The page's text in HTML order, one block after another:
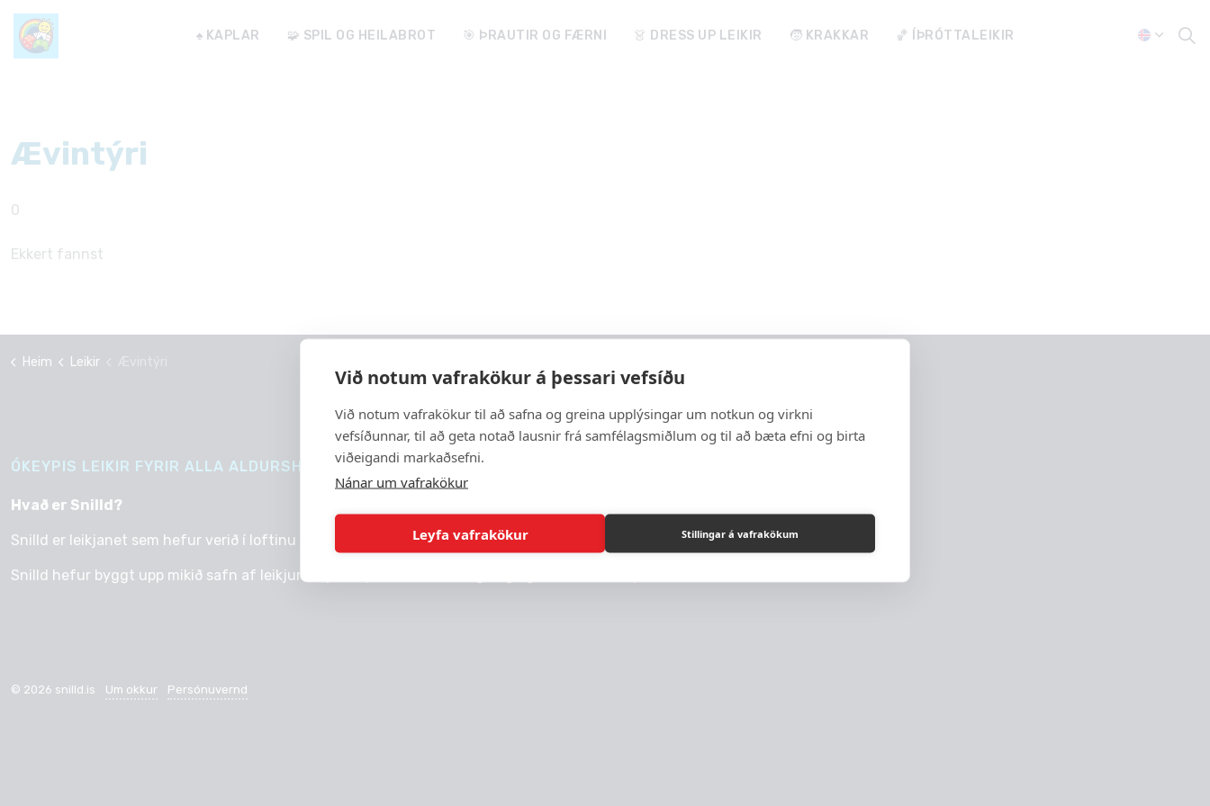
Við notum vafrakökur á þessari vefsíðu
Við notum vafrakökur til að safna og greina upplýsingar um notkun og virkni
vefsíðunnar, til að geta notað lausnir frá samfélagsmiðlum og til að bæta efni og birta
viðeigandi markaðsefni.
Nánar um vafrakökur
Leyfa vafrakökur Stillingar á vafrakökum
♠️ KAPLAR 🧩 SPIL OG HEILABROT 🎯 ÞRAUTIR OG FÆRNI 👗 DRESS UP LEIKIR 🧒 KRAKKAR 🏀 ÍÞRÓTTALEIKIR
Ævintýri
0
Ekkert fannst
Heim Leikir
ÓKEYPIS LEIKIR FYRIR ALLA ALDURSHÓPA, BYRJAÐU AÐ SPILA STRAX Í DAG.
Hvað er Snilld?
Snilld er leikjanet sem hefur verið í loftinu síðan 2014.
Snilld hefur byggt upp mikið safn af leikjum í fjölbreyttum flokkum og daglega bætast við nýir leikir.
© 2026 snilld.is Um okkur Persónuvernd